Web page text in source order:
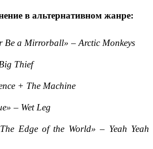
в альтернативном жанре:
Be a Mirrorball» – Arctic Monkeys
Thief
+ The Machine
– Wet Leg
Edge of the World» – Yeah Yeah